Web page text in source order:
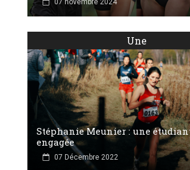
Une
Stéphanie Meunier : une
engagée
07 Décembre 2022